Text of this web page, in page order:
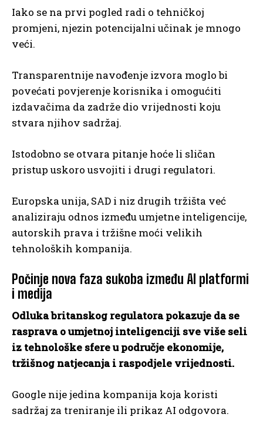
Iako se na prvi pogled radi o tehničkoj
promjeni, njezin potencijalni učinak je mnogo
veći.
Transparentnije navođenje izvora moglo bi
povećati povjerenje korisnika i omogućiti
izdavačima da zadrže dio vrijednosti koju
stvara njihov sadržaj.
Istodobno se otvara pitanje hoće li sličan
pristup uskoro usvojiti i drugi regulatori.
Europska unija, SAD i niz drugih tržišta već
analiziraju odnos između umjetne inteligencije,
autorskih prava i tržišne moći velikih
tehnoloških kompanija.
Počinje nova faza sukoba između AI platformi
i medija
Odluka britanskog regulatora pokazuje da se
rasprava o umjetnoj inteligenciji sve više seli
iz tehnološke sfere u područje ekonomije,
tržišnog natjecanja i raspodjele vrijednosti.
Google nije jedina kompanija koja koristi
sadržaj za treniranje ili prikaz AI odgovora.